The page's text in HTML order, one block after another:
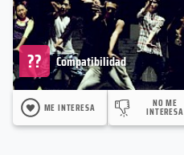
Compatibilidad
??
ME INTERESA NO ME
INTERESA